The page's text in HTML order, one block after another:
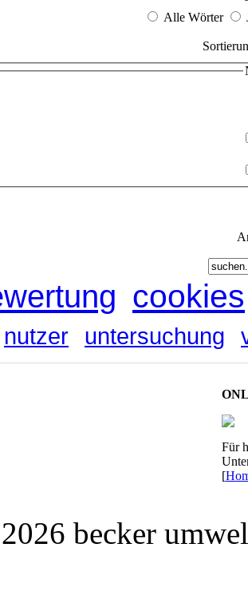
Alle Wörter
cookies
nutzer untersuchung
Für
[
becker